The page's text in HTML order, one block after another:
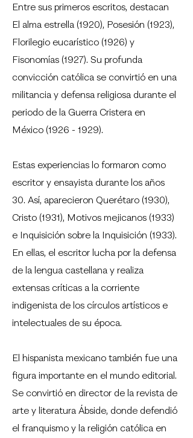
Entre sus primeros escritos, destacan
El alma estrella (1920), Posesión (1923),
Florilegio eucarístico (1926) y
Fisonomías (1927). Su profunda
convicción católica se convirtió en una
militancia y defensa religiosa durante el
periodo de la Guerra Cristera en
México (1926 - 1929).
Estas experiencias lo formaron como
escritor y ensayista durante los años
30. Así, aparecieron Querétaro (1930),
Cristo (1931), Motivos mejicanos (1933)
e Inquisición sobre la Inquisición (1933).
En ellas, el escritor lucha por la defensa
de la lengua castellana y realiza
extensas críticas a la corriente
indigenista de los círculos artísticos e
intelectuales de su época.
El hispanista mexicano también fue una
figura importante en el mundo editorial.
Se convirtió en director de la revista de
arte y literatura Ábside, donde defendió
el franquismo y la religión católica en